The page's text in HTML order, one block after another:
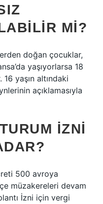
MI?
doğan çocuklar,
yaşıyorlarsa 18
yaşın altındaki
açıklamasıyla
IZNI
500 avroya
müzakereleri devam
İzni için vergi